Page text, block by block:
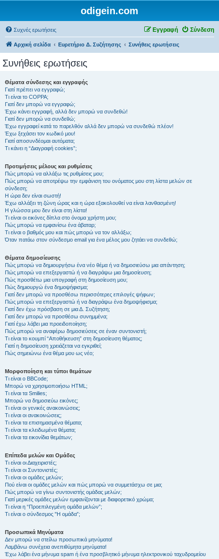
odigein.com
Συχνές ερωτήσεις Σύνδεση
Εγγραφή
Αρχική σελίδα Ευρετήριο Δ. Συζήτησης Συνήθεις ερωτήσεις
Συνήθεις ερωτήσεις
Θέματα σύνδεσης και εγγραφής
Γιατί πρέπει να εγγραφώ;
Τι είναι το COPPA;
Γιατί δεν μπορώ να εγγραφώ;
Έχω κάνει εγγραφή, αλλά δεν μπορώ να συνδεθώ!
Γιατί δεν μπορώ να συνδεθώ;
Έχω εγγραφεί κατά το παρελθόν αλλά δεν μπορώ να συνδεθώ πλέον!
Έχω ξεχάσει τον κωδικό μου!
Γιατί αποσυνδέομαι αυτόματα;
Τι κάνει η “Διαγραφή cookies”;
Προτιμήσεις μέλους και ρυθμίσεις
Πώς μπορώ να αλλάξω τις ρυθμίσεις μου;
Πώς μπορώ να αποτρέψω την εμφάνιση του ονόματος μου στη λίστα μελών σε
σύνδεση;
Η ώρα δεν είναι σωστή!
Έχω αλλάξει τη ζώνη ώρας και η ώρα εξακολουθεί να είναι λανθασμένη!
Η γλώσσα μου δεν είναι στη λίστα!
Τι είναι οι εικόνες δίπλα στο όνομα χρήστη μου;
Πώς μπορώ να εμφανίσω ένα άβαταρ;
Τι είναι ο βαθμός μου και πώς μπορώ να τον αλλάξω;
Όταν πατάω στον σύνδεσμο email για ένα μέλος μου ζητάει να συνδεθώ;
Θέματα δημοσίευσης
Πώς μπορώ να δημιουργήσω ένα νέο θέμα ή να δημοσιεύσω μια απάντηση;
Πώς μπορώ να επεξεργαστώ ή να διαγράψω μια δημοσίευση;
Πώς προσθέτω μια υπογραφή στη δημοσίευση μου;
Πώς δημιουργώ ένα δημοψήφισμα;
Γιατί δεν μπορώ να προσθέσω περισσότερες επιλογές ψήφων;
Πώς μπορώ να επεξεργαστώ ή να διαγράψω ένα δημοψήφισμα;
Γιατί δεν έχω πρόσβαση σε μια Δ. Συζήτηση;
Γιατί δεν μπορώ να προσθέσω συνημμένα;
Γιατί έχω λάβει μια προειδοποίηση;
Πώς μπορώ να αναφέρω δημοσιεύσεις σε έναν συντονιστή;
Τι είναι το κουμπί “Αποθήκευση” στη δημοσίευση θέματος;
Γιατί η δημοσίευση χρειάζεται να εγκριθεί;
Πώς σημειώνω ένα θέμα μου ως νέο;
Μορφοποίηση και τύποι θεμάτων
Τι είναι ο BBCode;
Μπορώ να χρησιμοποιήσω HTML;
Τι είναι τα Smilies;
Μπορώ να δημοσιεύω εικόνες;
Τι είναι οι γενικές ανακοινώσεις;
Τι είναι οι ανακοινώσεις;
Τι είναι τα επισημασμένα θέματα;
Τι είναι τα κλειδωμένα θέματα;
Τι είναι τα εικονίδια θεμάτων;
Επίπεδα μελών και Ομάδες
Τι είναι οι Διαχειριστές;
Τι είναι οι Συντονιστές;
Τι είναι οι ομάδες μελών;
Πού είναι οι ομάδες μελών και πώς μπορώ να συμμετάσχω σε μια;
Πώς μπορώ να γίνω συντονιστής ομάδας μελών;
Γιατί μερικές ομάδες μελών εμφανίζονται με διαφορετικό χρώμα;
Τι είναι η “Προεπιλεγμένη ομάδα μελών”;
Τι είναι ο σύνδεσμος "Η ομάδα”;
Προσωπικά Μηνύματα
Δεν μπορώ να στείλω προσωπικά μηνύματα!
Λαμβάνω συνέχεια ανεπιθύμητα μηνύματα!
Έχω λάβει ένα μήνυμα spam ή ένα προσβλητικό μήνυμα ηλεκτρονικού ταχυδρομείου